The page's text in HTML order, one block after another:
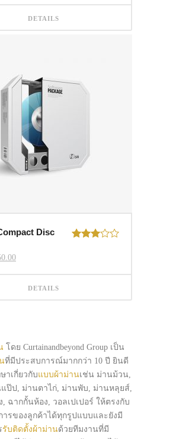
DETAILS
Disc
5
Current
is:
DETAILS
โดย Curtainandbeyond Group เป็น
ที่มีประสบการณ์มากกว่า 10 ปี ยินดี
าเกี่ยวกับแบบผ้าม่านเช่น ม่านม้วน,
ป๊ป, ม่านตาไก่, ม่านพับ, ม่านหลุยส์,
ฉากกั้นห้อง, วอลเปเปอร์ ให้ตรงกับ
ารของลูกค้าได้ทุกรูปแบบและยังมี
รับติดตั้งผ้าม่านด้วยทีมงานที่มี